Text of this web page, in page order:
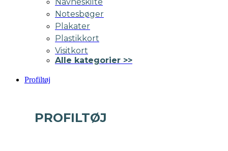
Notesbøger
Plakater
Plastikkort
Visitkort
Alle kategorier >>
Profiltøj
PROFILTØJ